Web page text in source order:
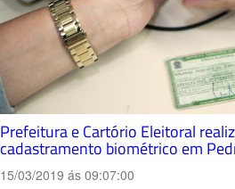
Prefeitura e Cartório Eleitoral
cadastramento biométrico em
15/03/2019 ás 09:07:00